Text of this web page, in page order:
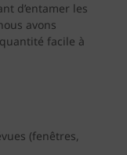
d’entamer les
avons
facile à
(fenêtres,